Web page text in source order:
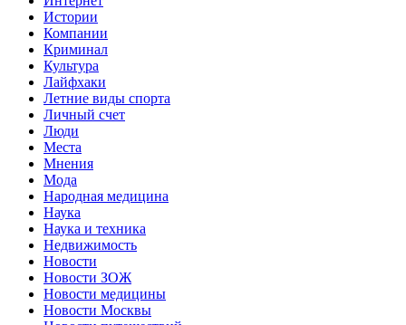
Истории
Компании
Криминал
Культура
Лайфхаки
Летние виды спорта
Личный счет
Люди
Места
Мнения
Мода
Народная медицина
Наука
Наука и техника
Недвижимость
Новости
Новости ЗОЖ
Новости медицины
Новости Москвы